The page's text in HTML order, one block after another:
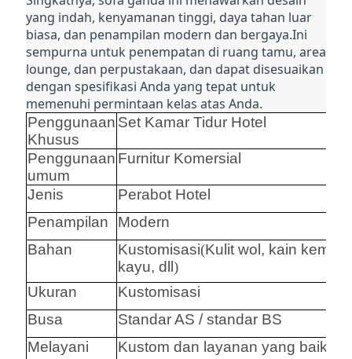
yang indah, kenyamanan tinggi, daya tahan luar
biasa, dan penampilan modern dan bergaya.Ini
sempurna untuk penempatan di ruang tamu, area
lounge, dan perpustakaan, dan dapat disesuaikan
dengan spesifikasi Anda yang tepat untuk
memenuhi permintaan kelas atas Anda.
Penggunaan
Khusus
Set Kamar Tidur Hotel
Penggunaan
umum
Furnitur Komersial
Jenis
Perabot Hotel
Penampilan
Modern
Bahan
Kustomisasi(Kulit wol, kain kempa,
kayu, dll )
Ukuran
Kustomisasi
Busa
Standar AS / standar BS
Melayani
Kustom dan layanan yang baik